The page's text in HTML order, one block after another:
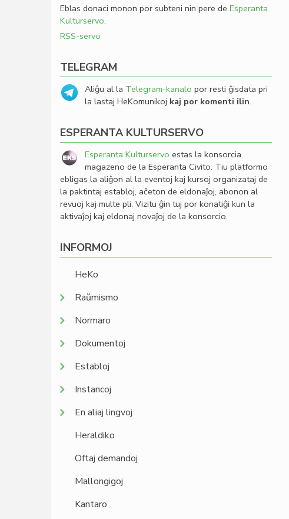
Eblas donaci monon por subteni nin pere de Esperanta
Kulturservo.
RSS-servo
TELEGRAM
Aliĝu al la Telegram-kanalo por resti ĝisdata pri
la lastaj HeKomunikoj kaj por komenti ilin.
ESPERANTA KULTURSERVO
Esperanta Kulturservo estas la konsorcia
magazeno de la Esperanta Civito. Tiu platformo
ebligas la aliĝon al la eventoj kaj kursoj organizataj de
la paktintaj establoj, aĉeton de eldonaĵoj, abonon al
revuoj kaj multe pli. Vizitu ĝin tuj por konatiĝi kun la
aktivaĵoj kaj eldonaj novaĵoj de la konsorcio.
INFORMOJ
HeKo
Raŭmismo
Normaro
Dokumentoj
Establoj
Instancoj
En aliaj lingvoj
Heraldiko
Oftaj demandoj
Mallongigoj
Kantaro